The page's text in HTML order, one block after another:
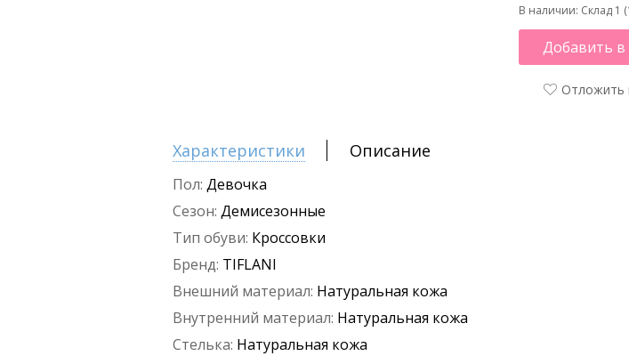
В наличии: Склад 1
Добавить в
Отложить
Характеристики Описание
Пол: Девочка
Сезон: Демисезонные
Тип обуви: Кроссовки
Бренд: TIFLANI
Внешний материал: Натуральная кожа
Внутренний материал: Натуральная кожа
Стелька: Натуральная кожа